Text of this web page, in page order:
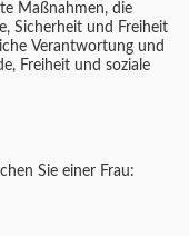
Maßnahmen, die
Sicherheit und Freiheit
Verantwortung und
Freiheit und soziale
Sie einer Frau: